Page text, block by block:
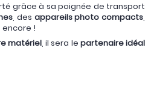
grâce à sa poignée de transport
, des appareils photo compacts,
encore !
matériel, il sera le partenaire idéal